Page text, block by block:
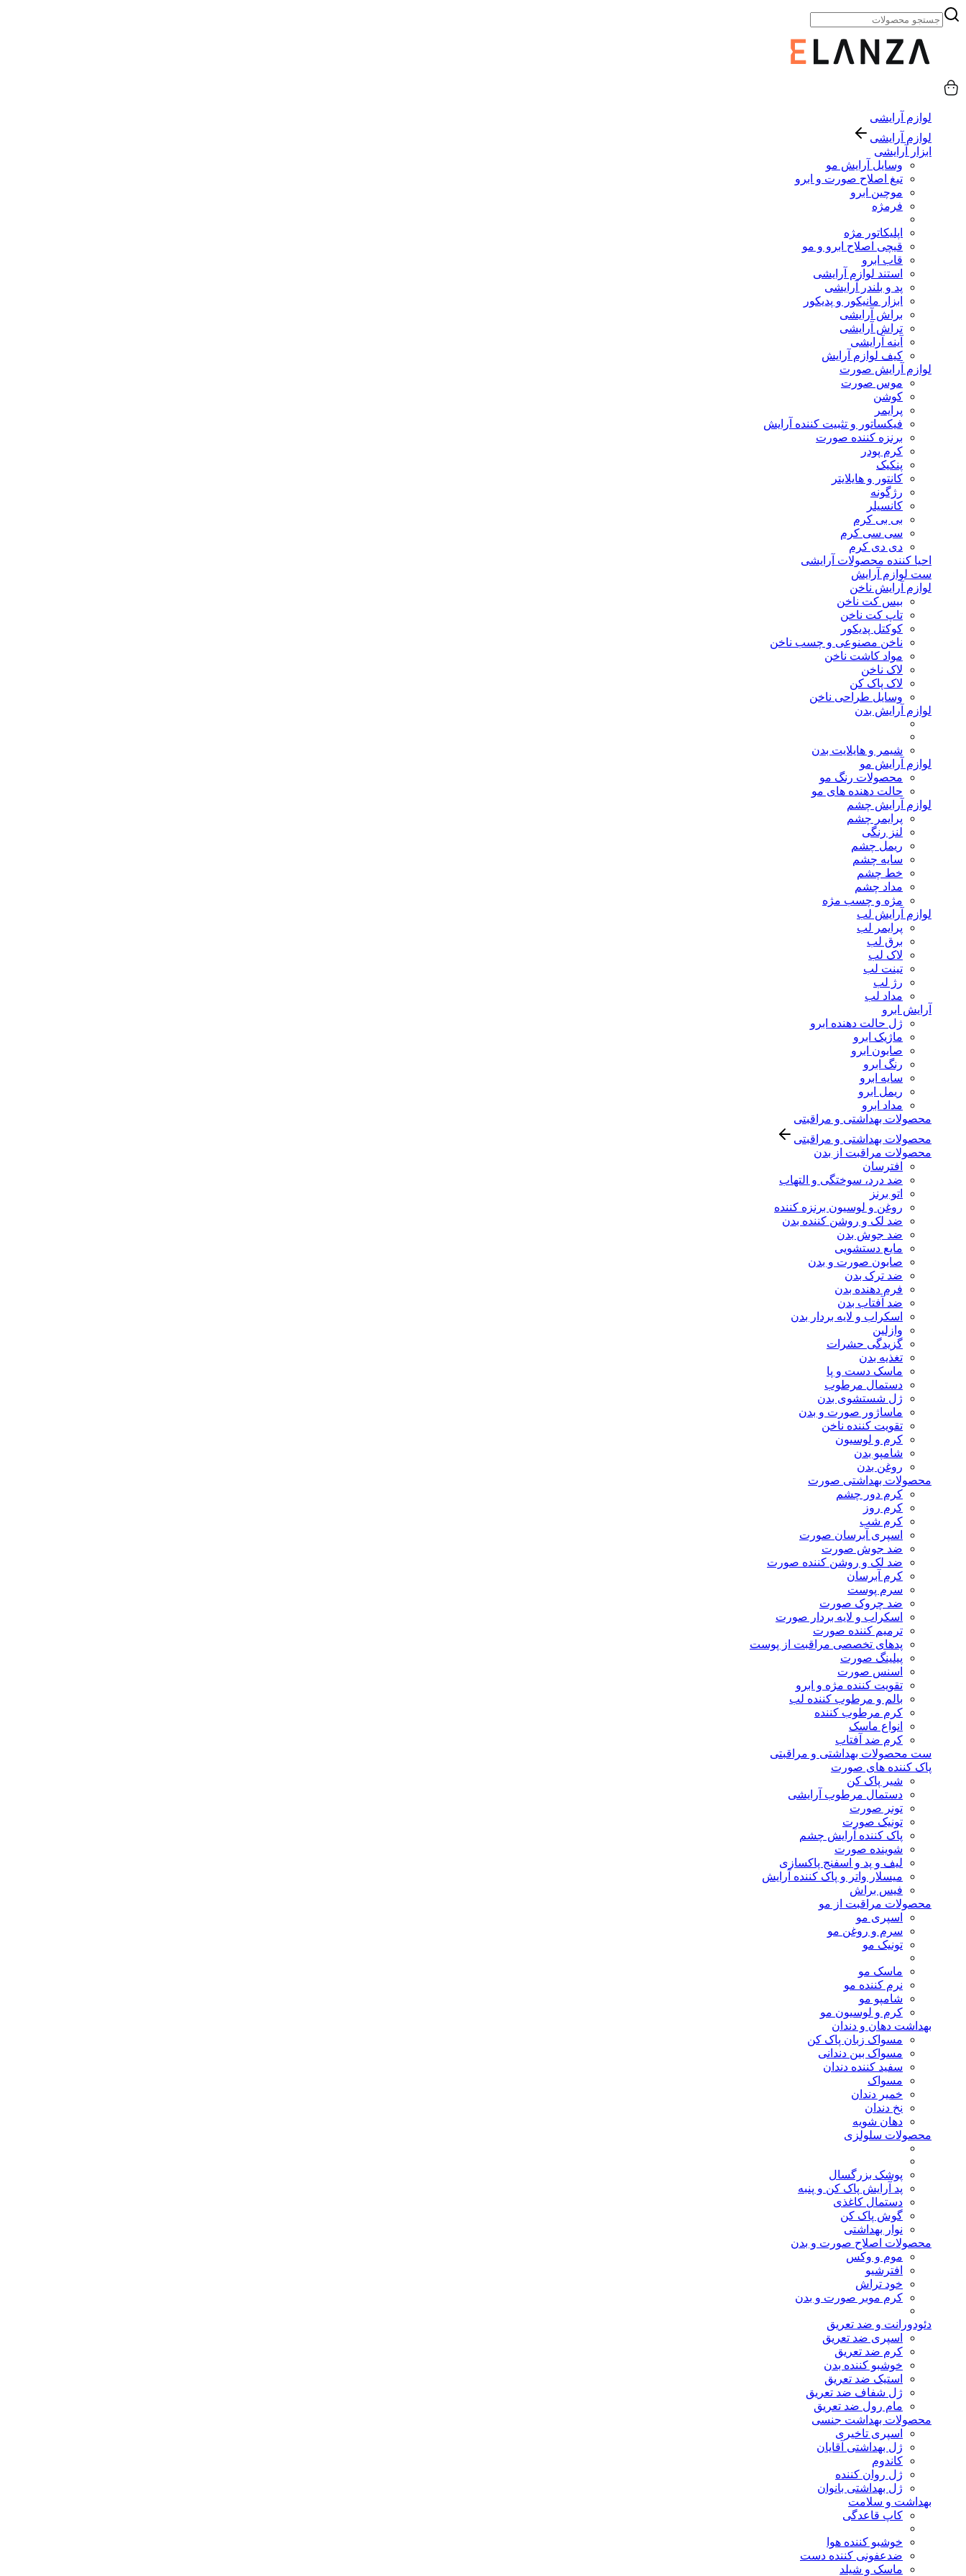
لوازم آرایشی
لوازم آرایشی
ابزار آرایشی
وسایل آرایش مو
تیغ اصلاح صورت و ابرو
موچین ابرو
فرمژه
اپلیکاتور مژه
قیچی اصلاح ابرو و مو
قاب ابرو
استند لوازم آرایشی
پد و بلندر آرایشی
ابزار مانیکور و پدیکور
براش آرایشی
تراش آرایشی
آینه آرایشی
کیف لوازم آرایش
لوازم آرایش صورت
موس صورت
کوشن
پرایمر
فیکساتور و تثبیت کننده آرایش
برنزه کننده صورت
کرم پودر
پنکیک
کانتور و هایلایتر
رژگونه
کانسیلر
بی بی کرم
سی سی کرم
دی دی کرم
احیا کننده محصولات آرایشی
ست لوازم آرایش
لوازم آرایش ناخن
بیس کت ناخن
تاپ کت ناخن
کوکتل پدیکور
ناخن مصنوعی و چسب ناخن
مواد کاشت ناخن
لاک ناخن
لاک پاک کن
وسایل طراحی ناخن
لوازم آرایش بدن
شیمر و هایلایت بدن
لوازم آرایش مو
محصولات رنگ مو
حالت دهنده های مو
لوازم آرایش چشم
پرایمر چشم
لنز رنگی
ریمل چشم
سایه چشم
خط چشم
مداد چشم
مژه و چسب مژه
لوازم آرایش لب
پرایمر لب
برق لب
لاک لب
تینت لب
رژ لب
مداد لب
آرایش ابرو
ژل حالت دهنده ابرو
ماژیک ابرو
صابون ابرو
رنگ ابرو
سایه ابرو
ریمل ابرو
مداد ابرو
محصولات بهداشتی و مراقبتی
محصولات بهداشتی و مراقبتی
محصولات مراقبت از بدن
افترسان
ضد درد، سوختگی و التهاب
اتو برنز
روغن و لوسیون برنزه کننده
ضد لک و روشن کننده بدن
ضد جوش بدن
مایع دستشویی
صابون صورت و بدن
ضد ترک بدن
فرم دهنده بدن
ضد آفتاب بدن
اسکراب و لایه بردار بدن
وازلین
گزیدگی حشرات
تغذیه بدن
ماسک دست و پا
دستمال مرطوب
ژل شستشوی بدن
ماساژور صورت و بدن
تقویت کننده ناخن
کرم و لوسیون
شامپو بدن
روغن بدن
محصولات بهداشتی صورت
کرم دور چشم
کرم روز
کرم شب
اسپری آبرسان صورت
ضد جوش صورت
ضد لک و روشن کننده صورت
کرم آبرسان
سرم پوست
ضد چروک صورت
اسکراب و لایه بردار صورت
ترمیم کننده صورت
پدهای تخصصی مراقبت از پوست
پیلینگ صورت
اسنس صورت
تقویت کننده مژه و ابرو
بالم و مرطوب کننده لب
کرم مرطوب کننده
انواع ماسک
کرم ضد آفتاب
ست محصولات بهداشتی و مراقبتی
پاک کننده های صورت
شیر پاک کن
دستمال مرطوب آرایشی
تونر صورت
تونیک صورت
پاک کننده آرایش چشم
شوینده صورت
لیف و پد و اسفنج پاکسازی
میسلار واتر و پاک کننده آرایش
فیس براش
محصولات مراقبت از مو
اسپری مو
سرم و روغن مو
تونیک مو
ماسک مو
نرم کننده مو
شامپو مو
کرم و لوسیون مو
بهداشت دهان و دندان
مسواک زبان پاک کن
مسواک بین دندانی
سفید کننده دندان
مسواک
خمیر دندان
نخ دندان
دهان شویه
محصولات سلولزی
پوشک بزرگسال
پد آرایش پاک کن و پنبه
دستمال کاغذی
گوش پاک کن
نوار بهداشتی
محصولات اصلاح صورت و بدن
موم و وکس
افترشیو
خود تراش
کرم موبر صورت و بدن
دئودورانت و ضد تعریق
اسپری ضد تعریق
کرم ضد تعریق
خوشبو کننده بدن
استیک ضد تعریق
ژل شفاف ضد تعریق
مام رول ضد تعریق
محصولات بهداشت جنسی
اسپری تاخیری
ژل بهداشتی آقایان
کاندوم
ژل روان کننده
ژل بهداشتی بانوان
بهداشت و سلامت
کاپ قاعدگی
خوشبو کننده هوا
ضدعفونی کننده دست
ماسک و شیلد